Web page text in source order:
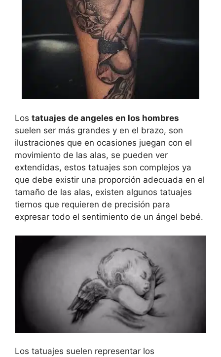
Los tatuajes de angeles en los hombres
suelen ser más grandes y en el brazo, son
ilustraciones que en ocasiones juegan con el
movimiento de las alas, se pueden ver
extendidas, estos tatuajes son complejos ya
que debe existir una proporción adecuada en el
tamaño de las alas, existen algunos tatuajes
tiernos que requieren de precisión para
expresar todo el sentimiento de un ángel bebé.
Los tatuajes suelen representar los